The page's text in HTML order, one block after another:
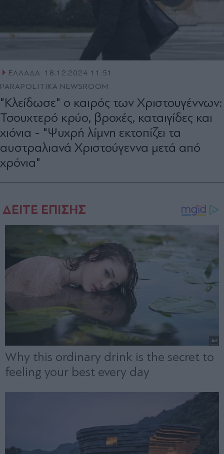
ΕΛΛΑΔΑ 18.12.2024 11:51
PARAPOLITIKA NEWSROOM
"Κλείδωσε" ο καιρός των Χριστουγέννων:
Τσουχτερό κρύο, βροχές, καταιγίδες και
χιόνια - "Ψυχρή λίμνη εκτοπίζει τα
αυστραλιανά Χριστούγεννα μετά από
χρόνια"